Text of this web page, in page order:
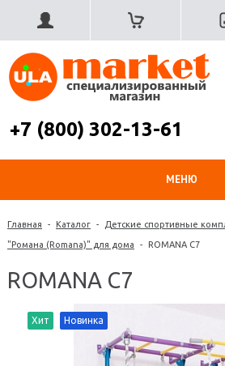
+7 (800) 302-13-61
МЕНЮ
Главная - Каталог - Детские спортивные
"Романа (Romana)" для дома - ROMANA С7
ROMANA С7
Хит Новинка